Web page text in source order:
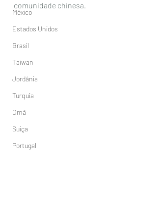
México
Estados Unidos
Brasil
Taiwan
Jordânia
Turquia
Omã
Suiça
Portugal
comunidade chinesa.